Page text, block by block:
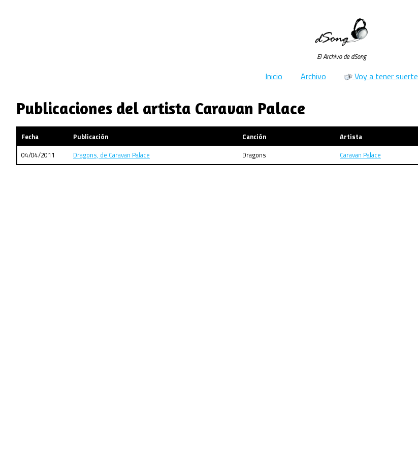
El Archivo de dSong
Inicio Archivo Voy a tener suerte
Publicaciones del artista Caravan Palace
Fecha Publicación Canción Artista
04/04/2011
Dragons, de Caravan Palace Dragons Caravan Palace